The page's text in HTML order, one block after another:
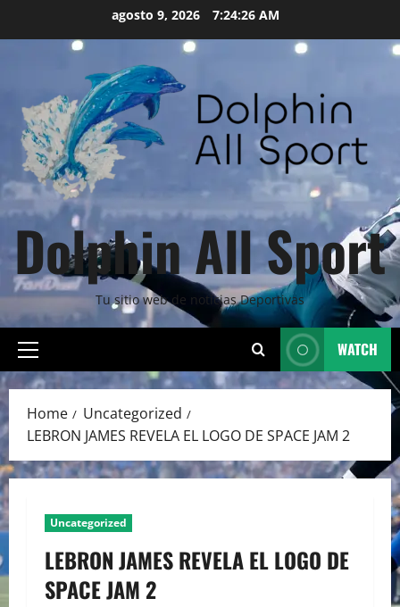
agosto 9, 2026 7:24:27 AM
Dolphin All Sport
Tu sitio web de noticias Deportivas
Primary
Menu
WATCH
Home
Uncategorized
LEBRON JAMES REVELA EL LOGO DE SPACE JAM 2
Uncategorized
LEBRON JAMES REVELA EL LOGO DE
SPACE JAM 2